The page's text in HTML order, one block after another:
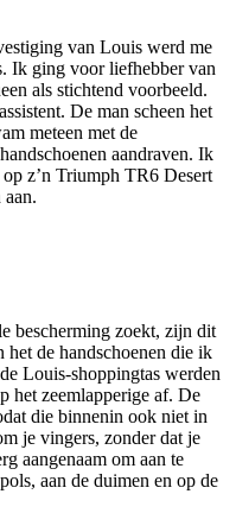
van Louis werd me
Ik ging voor liefhebber van
als stichtend voorbeeld.
De man scheen het
meteen met de
aandraven. Ik
z’n Triumph TR6 Desert
bescherming zoekt, zijn dit
de handschoenen die ik
Louis-shoppingtas werden
het zeemlapperige af. De
die binnenin ook niet in
je vingers, zonder dat je
aangenaam om aan te
aan de duimen en op de